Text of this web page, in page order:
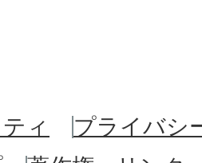
ィ
プライバシ